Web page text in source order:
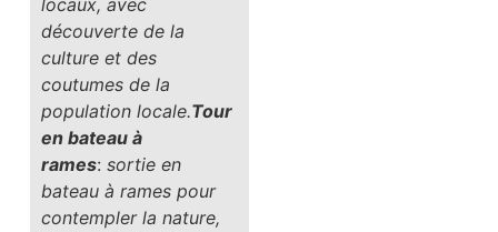
locaux, avec
découverte de la
culture et des
coutumes de la
population locale.Tour
en bateau à
rames: sortie en
bateau à rames pour
contempler la nature,